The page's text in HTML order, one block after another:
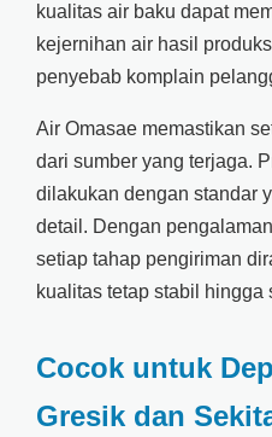
kualitas air baku dapat
kejernihan air hasil
penyebab komplain
Air Omasae memastikan
dari sumber yang terjaga.
dilakukan dengan standar
detail. Dengan
setiap tahap pengiriman
kualitas tetap stabil hingga
Cocok untuk
Gresik dan